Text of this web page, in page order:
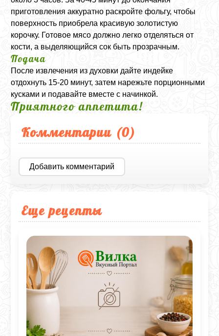
приготовления аккуратно раскройте фольгу, чтобы
поверхность приобрела красивую золотистую
корочку. Готовое мясо должно легко отделяться от
кости, а выделяющийся сок быть прозрачным.
Подача
После извлечения из духовки дайте индейке
отдохнуть 15-20 минут, затем нарежьте порционными
кусками и подавайте вместе с начинкой.
Приятного аппетита!
Комментарии (0)
Добавить комментарий
Еще рецепты